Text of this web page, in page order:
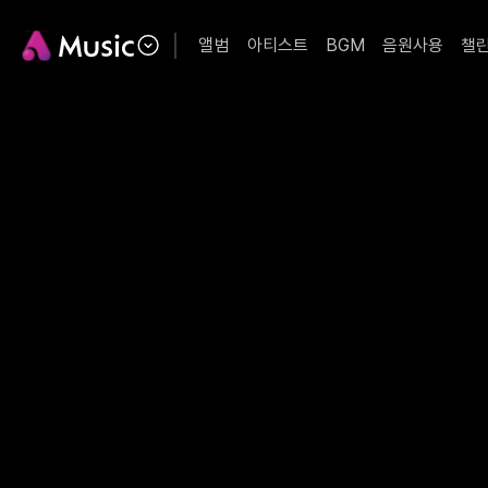
앨범 아티스트 BGM 음원사용 챌